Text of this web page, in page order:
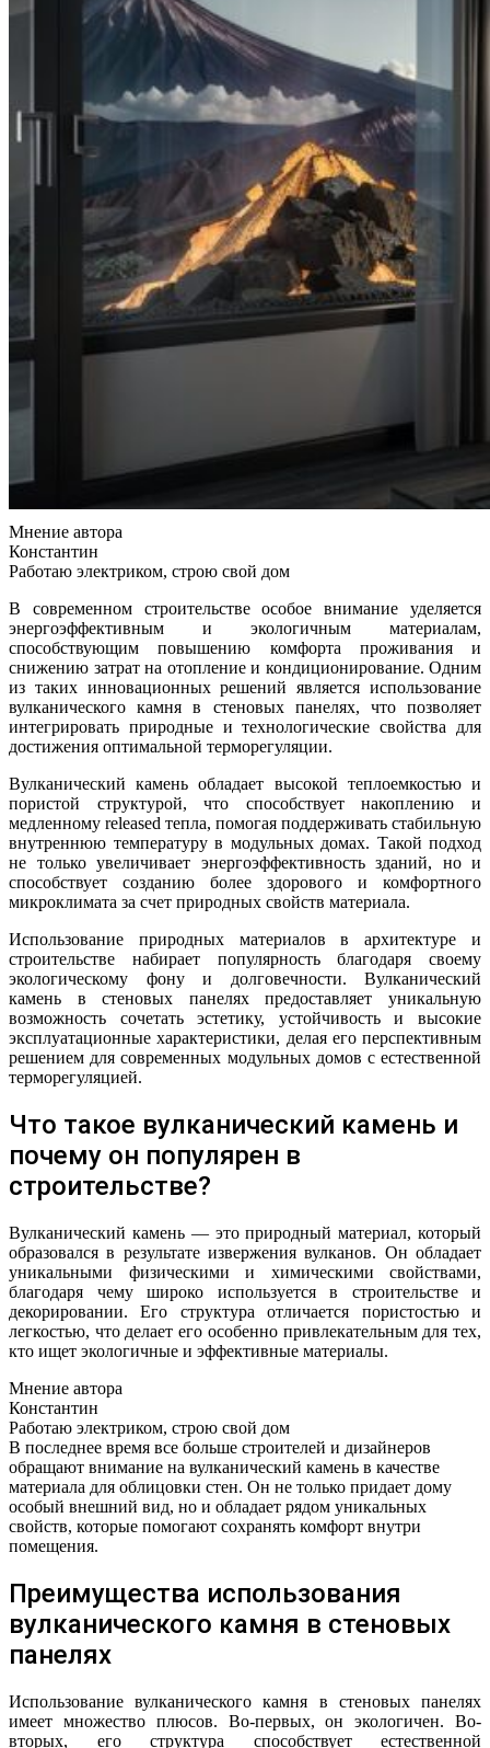
Мнение автора
Константин
Работаю электриком, строю свой дом
В современном строительстве особое внимание уделяется
энергоэффективным и экологичным материалам,
способствующим повышению комфорта проживания и
снижению затрат на отопление и кондиционирование. Одним
из таких инновационных решений является использование
вулканического камня в стеновых панелях, что позволяет
интегрировать природные и технологические свойства для
достижения оптимальной терморегуляции.
Вулканический камень обладает высокой теплоемкостью и
пористой структурой, что способствует накоплению и
медленному released тепла, помогая поддерживать стабильную
внутреннюю температуру в модульных домах. Такой подход
не только увеличивает энергоэффективность зданий, но и
способствует созданию более здорового и комфортного
микроклимата за счет природных свойств материала.
Использование природных материалов в архитектуре и
строительстве набирает популярность благодаря своему
экологическому фону и долговечности. Вулканический
камень в стеновых панелях предоставляет уникальную
возможность сочетать эстетику, устойчивость и высокие
эксплуатационные характеристики, делая его перспективным
решением для современных модульных домов с естественной
терморегуляцией.
Что такое вулканический камень и
почему он популярен в
строительстве?
Вулканический камень — это природный материал, который
образовался в результате извержения вулканов. Он обладает
уникальными физическими и химическими свойствами,
благодаря чему широко используется в строительстве и
декорировании. Его структура отличается пористостью и
легкостью, что делает его особенно привлекательным для тех,
кто ищет экологичные и эффективные материалы.
Мнение автора
Константин
Работаю электриком, строю свой дом
В последнее время все больше строителей и дизайнеров
обращают внимание на вулканический камень в качестве
материала для облицовки стен. Он не только придает дому
особый внешний вид, но и обладает рядом уникальных
свойств, которые помогают сохранять комфорт внутри
помещения.
Преимущества использования
вулканического камня в стеновых
панелях
Использование вулканического камня в стеновых панелях
имеет множество плюсов. Во-первых, он экологичен. Во-
вторых, его структура способствует естественной